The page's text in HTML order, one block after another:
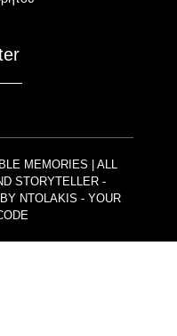
MEMORIES | ALL
STORYTELLER -
NTOLAKIS - YOUR